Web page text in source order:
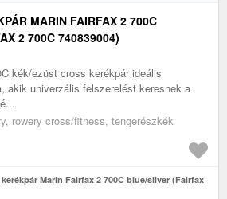
MARIN FAIRFAX 2 700C
2 700C 740839004)
kék/ezüst cross kerékpár ideális
akik univerzális felszerelést keresnek a
rowery cross/fitness, tengerészkék
Marin Fairfax 2 700C blue/silver (Fairfax